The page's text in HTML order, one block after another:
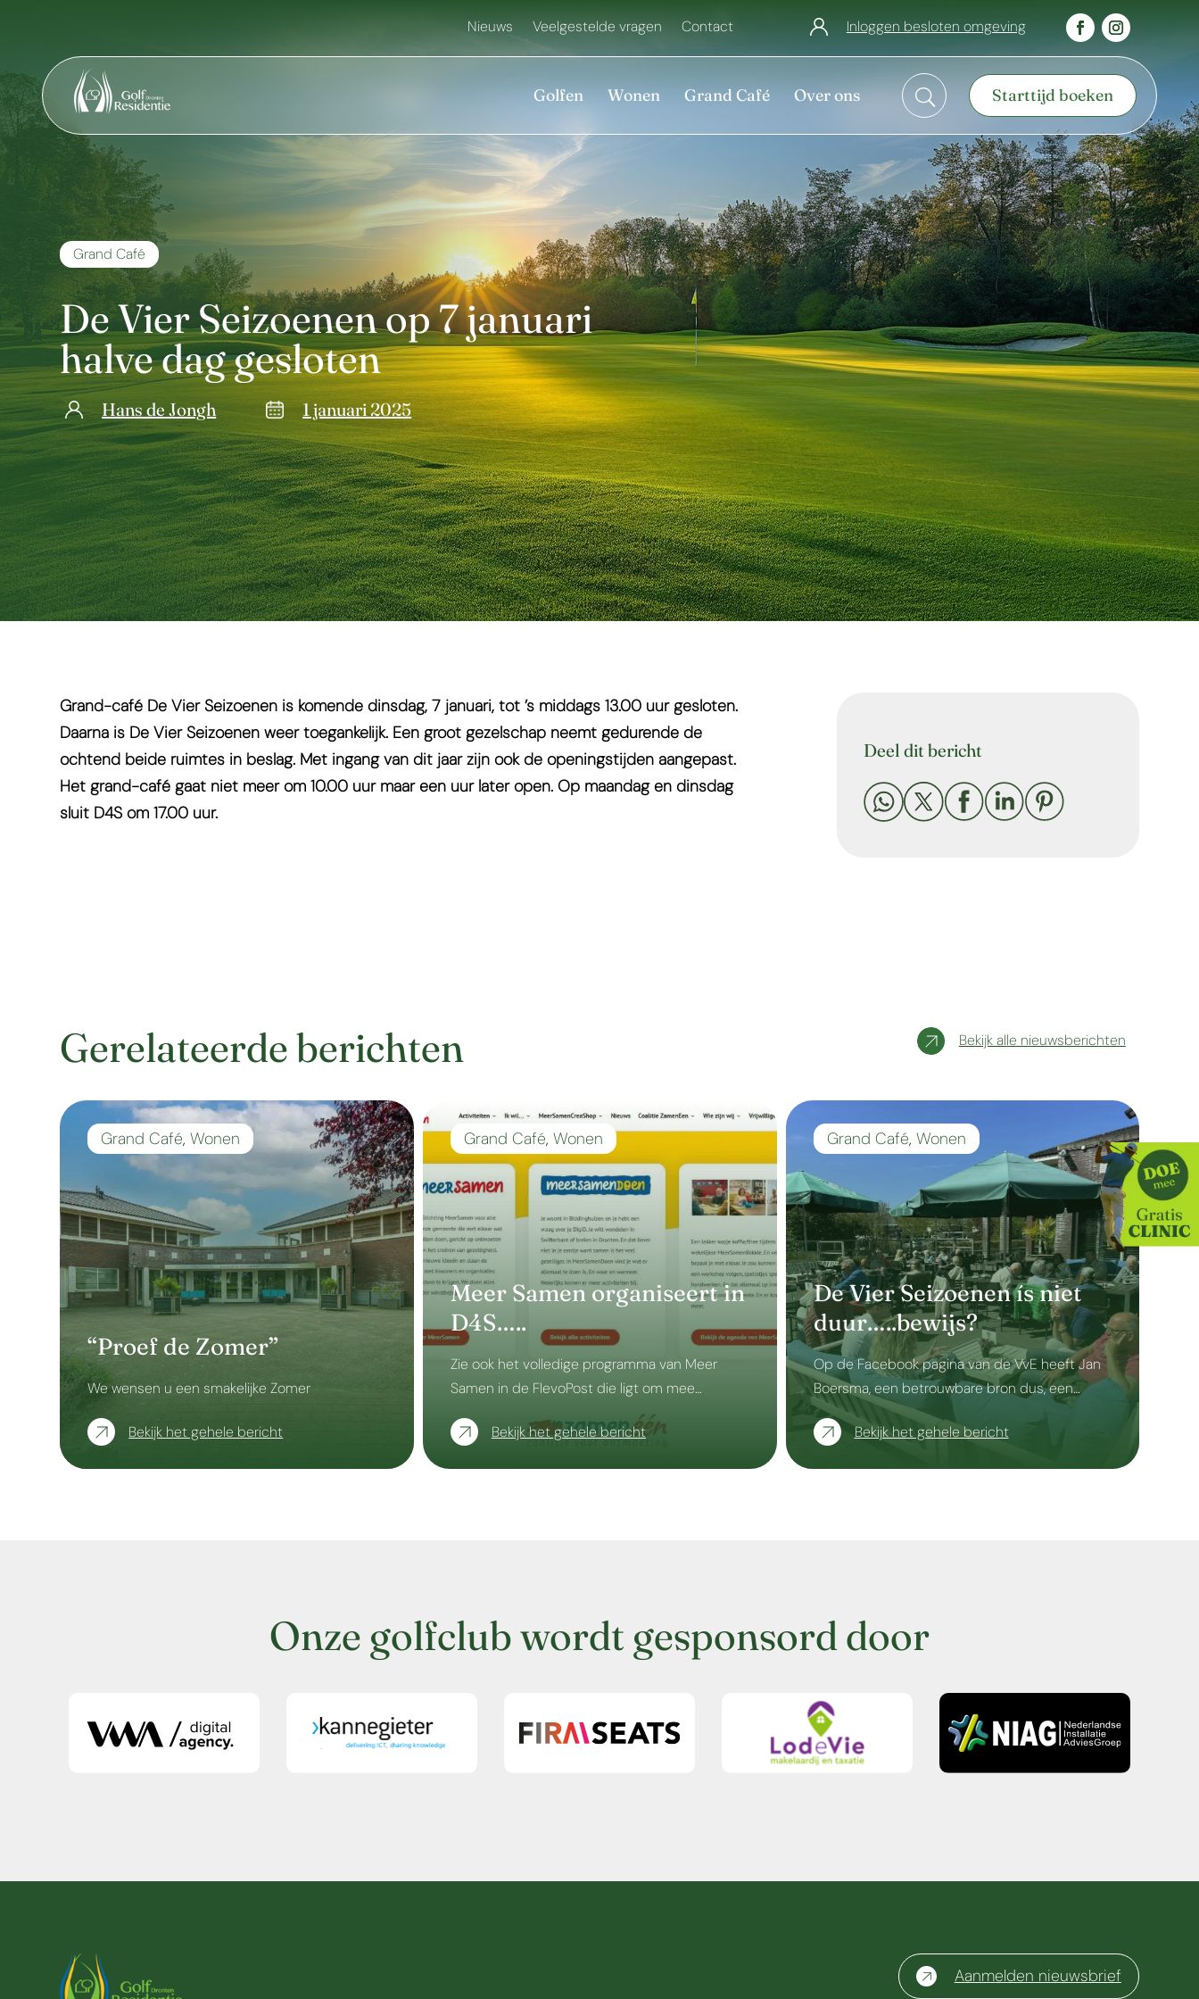
Nieuws Veelgestelde vragen Contact Inloggen besloten omgeving
Golfen Wonen Grand Café Over ons U Starttijd boeken
Grand Café
De Vier Seizoenen op 7 januari
halve dag gesloten
Hans de Jongh 1 januari 2025
Grand-café De Vier Seizoenen is komende dinsdag, 7 januari, tot ’s middags 13.00 uur gesloten.
Daarna is De Vier Seizoenen weer toegankelijk. Een groot gezelschap neemt gedurende de
ochtend beide ruimtes in beslag. Met ingang van dit jaar zijn ook de openingstijden aangepast.
Het grand-café gaat niet meer om 10.00 uur maar een uur later open. Op maandag en dinsdag
sluit D4S om 17.00 uur.
Deel dit bericht
    
Gerelateerde berichten Bekijk alle nieuwsberichten
“Proef de Zomer”
Grand Café,Wonen
We wensen u een smakelijke Zomer
Bekijk het gehele bericht
Meer Samen organiseert in
D4S…..
Grand Café, Wonen
Zie ook het volledige programma van Meer
Samen in de FlevoPost die ligt om mee…
Bekijk het gehele bericht
De Vier Seizoenen ís niet
duur…..bewijs?
Grand Café, Wonen
Op de Facebook pagina van de VvE heeft Jan
Boersma, een betrouwbare bron dus, een…
Bekijk het gehele bericht
Onze golfclub wordt gesponsord door
Aanmelden nieuwsbrief